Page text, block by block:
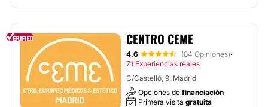
CENTRO CEME
4.6 (84 Opiniones)·
71 Experiencias reales
C/Castelló, 9, Madrid
Opciones de financiación
Primera visita gratuita